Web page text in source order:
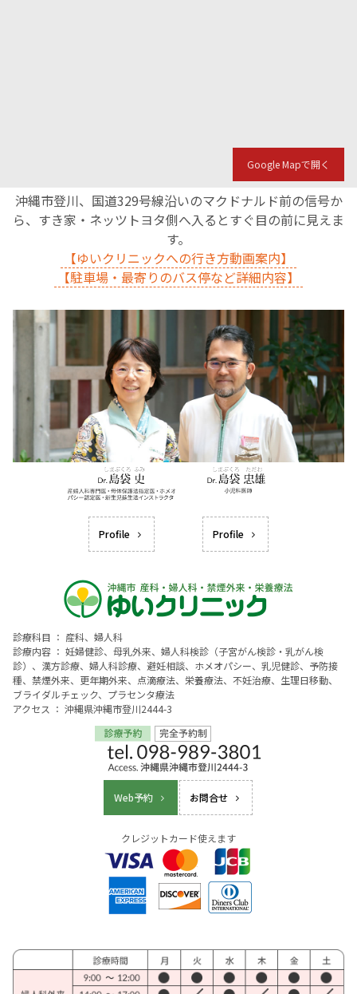
Google Mapで開く
沖縄市登川、国道329号線沿いのマクドナルド前の信号か
ら、すき家・ネッツトヨタ側へ入るとすぐ目の前に見えま
す。
【ゆいクリニックへの行き方動画案内】
【駐車場・最寄りのバス停など詳細内容】
Profile Profile
診療科目 ： 産科、婦人科
診療内容 ： 妊婦健診、母乳外来、婦人科検診（子宮がん検診・乳がん検
診）、漢方診療、婦人科診療、避妊相談、ホメオパシー、乳児健診、予防接
種、禁煙外来、更年期外来、点滴療法、栄養療法、不妊治療、生理日移動、
ブライダルチェック、プラセンタ療法
アクセス ： 沖縄県沖縄市登川2444-3
Web予約 お問合せ
クレジットカード使えます